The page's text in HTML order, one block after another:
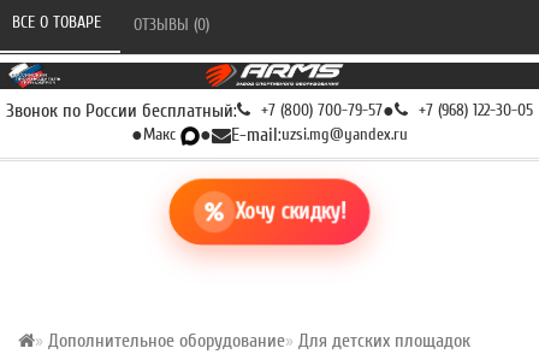
Звонок по России бесплатный: +7 (800) 700-79-57● +7 (968) 122-30-05
●Макс ● E-mail:uzsi.mg@yandex.ru
Хочу скидку!
Дополнительное оборудование Для детских площадок
ВСЕ О ТОВАРЕ ОТЗЫВЫ (0)